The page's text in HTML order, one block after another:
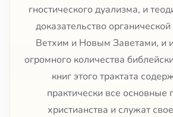
гностического дуализма, и
доказательство
Ветхим и Новым Заветами, и
огромного количества
книг этого трактата
практически все основные
христианства и служат